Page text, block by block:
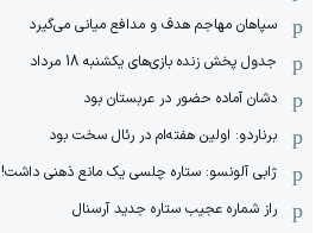
سپاهان مهاجم هدف و مدافع میانی می‌گیرد
جدول پخش زنده بازی‌های یکشنبه 18 مرداد
دشان آماده حضور در عربستان بود
برناردو: اولین هفته‌ام در رئال سخت بود
ژابی آلونسو: ستاره چلسی یک مانع ذهنی داشت!
راز شماره عجیب ستاره جدید آرسنال